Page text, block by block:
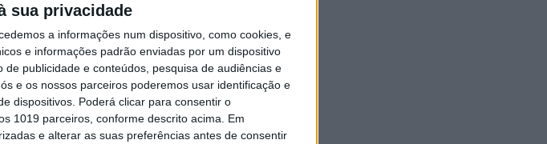
sua privacidade
a informações num dispositivo, como cookies, e
e informações padrão enviadas por um dispositivo
publicidade e conteúdos, pesquisa de audiências e
e os nossos parceiros poderemos usar identificação e
dispositivos. Poderá clicar para consentir o
1019 parceiros, conforme descrito acima. Em
e alterar as suas preferências antes de consentir
degrau mais alto do pódio na Ponta do